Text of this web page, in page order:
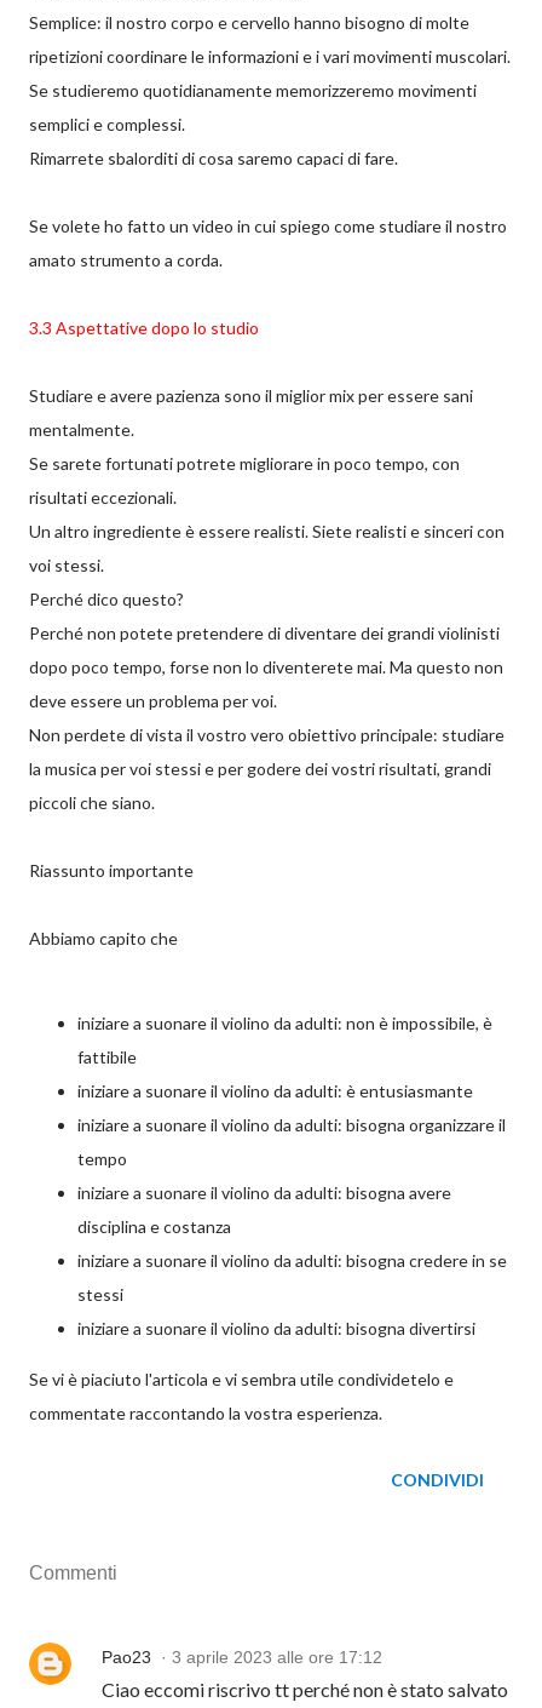
Semplice: il nostro corpo e cervello hanno bisogno di molte
ripetizioni coordinare le informazioni e i vari movimenti muscolari.
Se studieremo quotidianamente memorizzeremo movimenti
semplici e complessi.
Rimarrete sbalorditi di cosa saremo capaci di fare.
Se volete ho fatto un video in cui spiego come studiare il nostro
amato strumento a corda.
3.3 Aspettative dopo lo studio
Studiare e avere pazienza sono il miglior mix per essere sani
mentalmente.
Se sarete fortunati potrete migliorare in poco tempo, con
risultati eccezionali.
Un altro ingrediente è essere realisti. Siete realisti e sinceri con
voi stessi.
Perché dico questo?
Perché non potete pretendere di diventare dei grandi violinisti
dopo poco tempo, forse non lo diventerete mai. Ma questo non
deve essere un problema per voi.
Non perdete di vista il vostro vero obiettivo principale: studiare
la musica per voi stessi e per godere dei vostri risultati, grandi
piccoli che siano.
Riassunto importante
Abbiamo capito che
iniziare a suonare il violino da adulti: non è impossibile, è
fattibile
iniziare a suonare il violino da adulti: è entusiasmante
iniziare a suonare il violino da adulti: bisogna organizzare il
tempo
iniziare a suonare il violino da adulti: bisogna avere
disciplina e costanza
iniziare a suonare il violino da adulti: bisogna credere in se
stessi
iniziare a suonare il violino da adulti: bisogna divertirsi
Se vi è piaciuto l'articola e vi sembra utile condividetelo e
commentate raccontando la vostra esperienza.
CONDIVIDI
Commenti
Pao23 3 aprile 2023 alle ore 17:12
Ciao eccomi riscrivo tt perché non è stato salvato